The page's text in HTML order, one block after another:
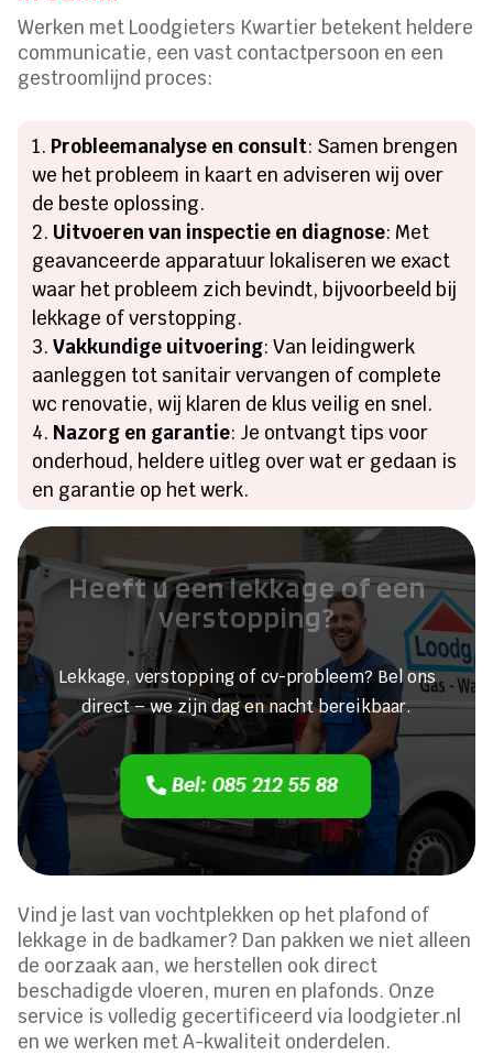
Werken met Loodgieters Kwartier betekent heldere
communicatie, een vast contactpersoon en een
gestroomlijnd proces:
Probleemanalyse en consult: Samen brengen
we het probleem in kaart en adviseren wij over
de beste oplossing.
Uitvoeren van inspectie en diagnose: Met
geavanceerde apparatuur lokaliseren we exact
waar het probleem zich bevindt, bijvoorbeeld bij
lekkage of verstopping.
Vakkundige uitvoering: Van leidingwerk
aanleggen tot sanitair vervangen of complete
wc renovatie, wij klaren de klus veilig en snel.
Nazorg en garantie: Je ontvangt tips voor
onderhoud, heldere uitleg over wat er gedaan is
en garantie op het werk.
Heeft u een lekkage of een
verstopping?
Lekkage, verstopping of cv-probleem? Bel ons
direct – we zijn dag en nacht bereikbaar.
Bel: 085 212 55 88
Vind je last van vochtplekken op het plafond of
lekkage in de badkamer? Dan pakken we niet alleen
de oorzaak aan, we herstellen ook direct
beschadigde vloeren, muren en plafonds. Onze
service is volledig gecertificeerd via loodgieter.nl
en we werken met A-kwaliteit onderdelen.